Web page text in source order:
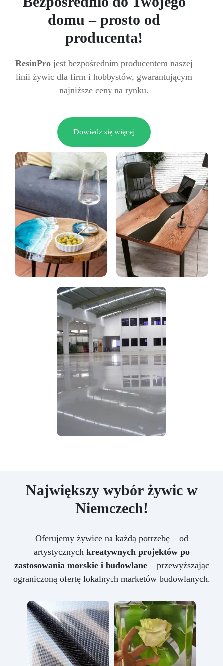
domu – prosto od
producenta!
ResinPro jest bezpośrednim producentem naszej
linii żywic dla firm i hobbystów, gwarantującym
najniższe ceny na rynku.
Dowiedz się więcej
Największy wybór żywic w
Niemczech!
Oferujemy żywice na każdą potrzebę – od
artystycznych kreatywnych projektów po
zastosowania morskie i budowlane– przewyższając
ograniczoną ofertę lokalnych marketów budowlanych.